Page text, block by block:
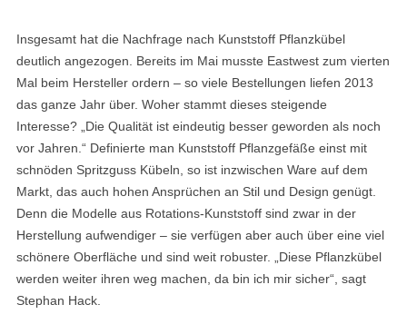
Insgesamt hat die Nachfrage nach Kunststoff Pflanzkübel
deutlich angezogen. Bereits im Mai musste Eastwest zum vierten
Mal beim Hersteller ordern – so viele Bestellungen liefen 2013
das ganze Jahr über. Woher stammt dieses steigende
Interesse? „Die Qualität ist eindeutig besser geworden als noch
vor Jahren.“ Definierte man Kunststoff Pflanzgefäße einst mit
schnöden Spritzguss Kübeln, so ist inzwischen Ware auf dem
Markt, das auch hohen Ansprüchen an Stil und Design genügt.
Denn die Modelle aus Rotations-Kunststoff sind zwar in der
Herstellung aufwendiger – sie verfügen aber auch über eine viel
schönere Oberfläche und sind weit robuster. „Diese Pflanzkübel
werden weiter ihren weg machen, da bin ich mir sicher“, sagt
Stephan Hack.